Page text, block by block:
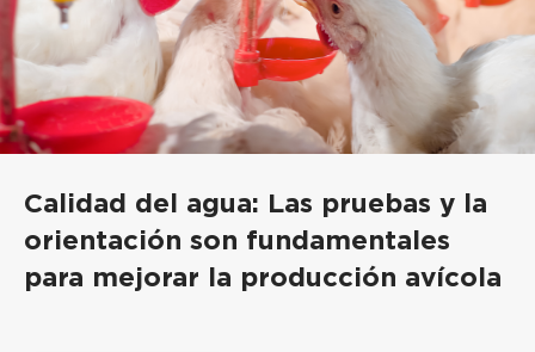
Calidad del agua: Las pruebas y la
orientación son fundamentales
para mejorar la producción avícola